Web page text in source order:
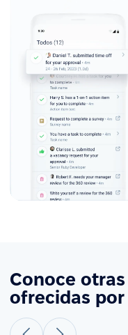
Conoce
ofrecidas por